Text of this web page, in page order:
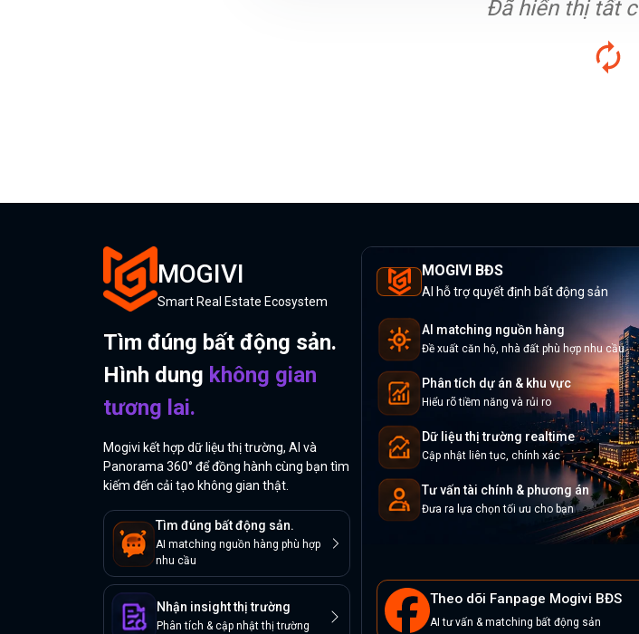
Đã hiển thị tất
MOGIVI
Smart Real Estate Ecosystem
Tìm đúng bất động sản.
Hình dung không gian
tương lai.
Mogivi kết hợp dữ liệu thị trường, AI và
Panorama 360° để đồng hành cùng bạn tìm
kiếm đến cải tạo không gian thật.
Tìm đúng bất động sản.
AI matching nguồn hàng phù hợp
nhu cầu
Nhận insight thị trường
Phân tích & cập nhật thị trường
MOGIVI BĐS
AI hỗ trợ quyết định bất động sản
AI matching nguồn hàng
Đề xuất căn hộ, nhà đất phù hợp nhu cầu
Phân tích dự án & khu vực
Hiểu rõ tiềm năng và rủi ro
Dữ liệu thị trường realtime
Cập nhật liên tục, chính xác
Tư vấn tài chính & phương án
Đưa ra lựa chọn tối ưu cho bạn
Theo dõi Fanpage Mogivi BĐS
AI tư vấn & matching bất động sản